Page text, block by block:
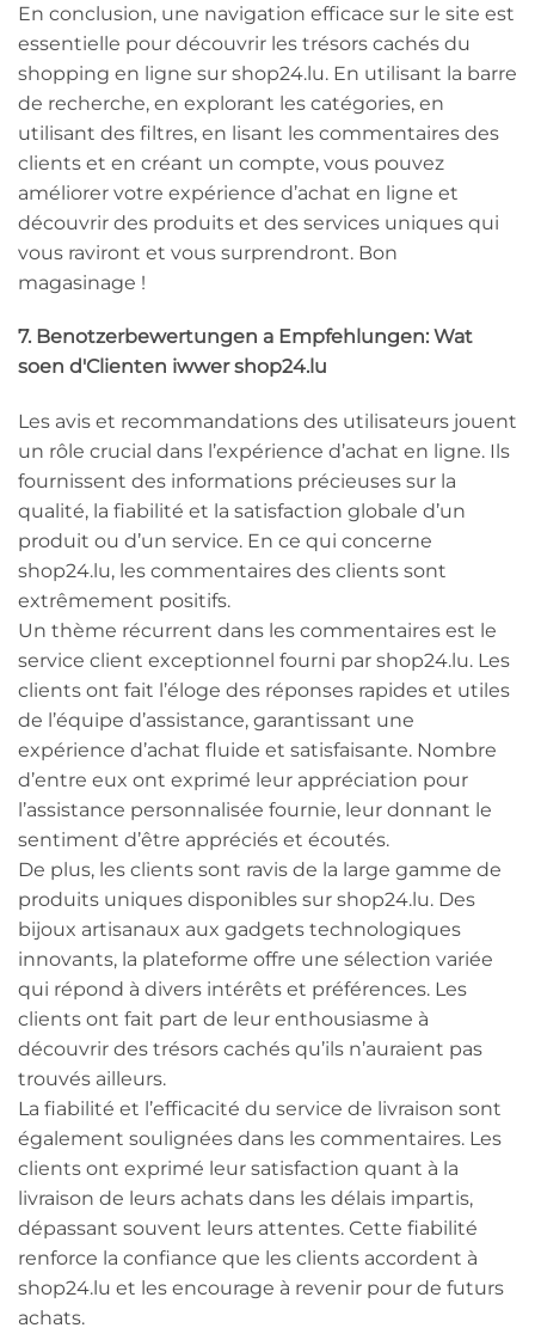
En conclusion, une navigation efficace sur le site est
essentielle pour découvrir les trésors cachés du
shopping en ligne sur shop24.lu. En utilisant la barre
de recherche, en explorant les catégories, en
utilisant des filtres, en lisant les commentaires des
clients et en créant un compte, vous pouvez
améliorer votre expérience d’achat en ligne et
découvrir des produits et des services uniques qui
vous raviront et vous surprendront. Bon
magasinage !
7. Benotzerbewertungen a Empfehlungen: Wat
soen d'Clienten iwwer shop24.lu
Les avis et recommandations des utilisateurs jouent
un rôle crucial dans l’expérience d’achat en ligne. Ils
fournissent des informations précieuses sur la
qualité, la fiabilité et la satisfaction globale d’un
produit ou d’un service. En ce qui concerne
shop24.lu, les commentaires des clients sont
extrêmement positifs.
Un thème récurrent dans les commentaires est le
service client exceptionnel fourni par shop24.lu. Les
clients ont fait l’éloge des réponses rapides et utiles
de l’équipe d’assistance, garantissant une
expérience d’achat fluide et satisfaisante. Nombre
d’entre eux ont exprimé leur appréciation pour
l’assistance personnalisée fournie, leur donnant le
sentiment d’être appréciés et écoutés.
De plus, les clients sont ravis de la large gamme de
produits uniques disponibles sur shop24.lu. Des
bijoux artisanaux aux gadgets technologiques
innovants, la plateforme offre une sélection variée
qui répond à divers intérêts et préférences. Les
clients ont fait part de leur enthousiasme à
découvrir des trésors cachés qu’ils n’auraient pas
trouvés ailleurs.
La fiabilité et l’efficacité du service de livraison sont
également soulignées dans les commentaires. Les
clients ont exprimé leur satisfaction quant à la
livraison de leurs achats dans les délais impartis,
dépassant souvent leurs attentes. Cette fiabilité
renforce la confiance que les clients accordent à
shop24.lu et les encourage à revenir pour de futurs
achats.